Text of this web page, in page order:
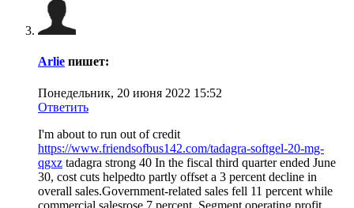
Arlie пишет:
Понедельник, 20 июня 2022 15:52
Ответить
I'm about to run out of credit
https://www.friendsofbus142.com/tadagra-softgel-20-mg-
qgxz tadagra strong 40 In the fiscal third quarter ended June
30, cost cuts helpedto partly offset a 3 percent decline in
overall sales.Government-related sales fell 11 percent while
commercial salesrose 7 percent. Segment operating profit